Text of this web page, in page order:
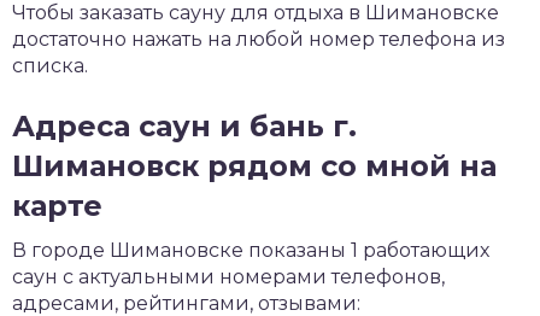
Чтобы заказать сауну для отдыха в Шимановске
достаточно нажать на любой номер телефона из
списка.
Адреса саун и бань г.
Шимановск рядом со мной на
карте
В городе Шимановске показаны 1 работающих
саун с актуальными номерами телефонов,
адресами, рейтингами, отзывами: